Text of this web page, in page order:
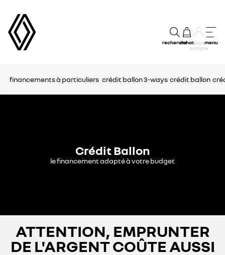
rechercheachatmon
compte
menu
financements à particuliers crédit ballon 3-ways crédit ballon
Crédit Ballon
le financement adapté à votre budget
ATTENTION, EMPRUNTER
DE L'ARGENT COÛTE AUSSI